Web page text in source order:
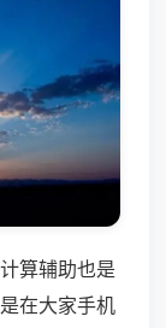
算辅助也是
在大家手机